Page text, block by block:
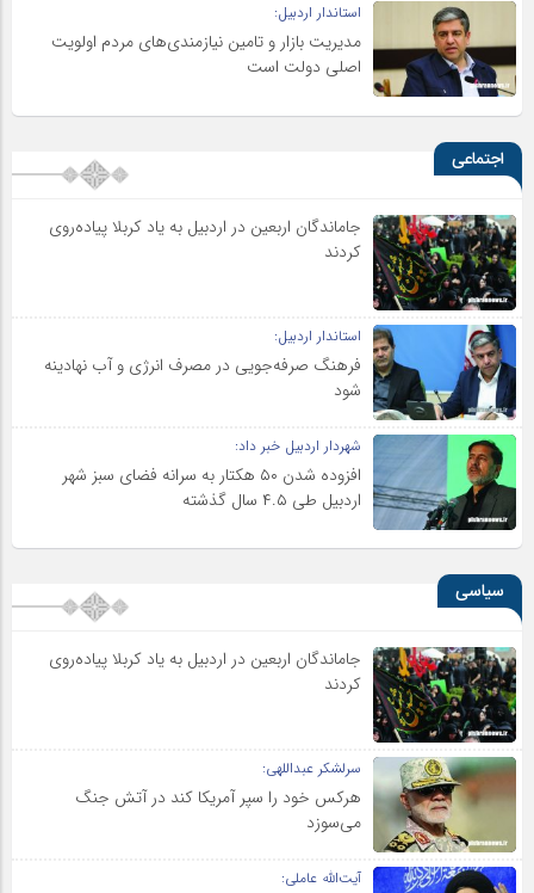
استاندار اردبیل:
مدیریت بازار و تامین نیازمندی‌های مردم اولویت‌
اصلی دولت است
اجتماعی
جاماندگان اربعین در اردبیل به یاد کربلا پیاده‌روی
کردند
استاندار اردبیل:
فرهنگ صرفه‌جویی در مصرف انرژی و آب نهادینه
شود
شهردار اردبیل خبر داد:
افزوده شدن ۵۰ هکتار به سرانه فضای سبز شهر
اردبیل طی ۴.۵ سال گذشته
سیاسی
جاماندگان اربعین در اردبیل به یاد کربلا پیاده‌روی
کردند
سرلشکر عبداللهی:
هرکس خود را سپر آمریکا کند در آتش جنگ
می‌سوزد
آیت‌الله عاملی: